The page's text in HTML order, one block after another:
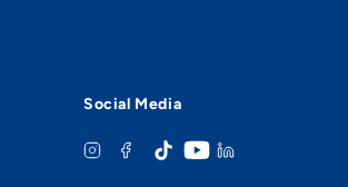
Social Media